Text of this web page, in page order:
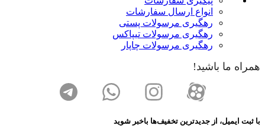
انواع ارسال سفارشات
رهگیری مرسولات پستی
رهگیری مرسولات تیپاکس
رهگیری مرسولات چاپار
همراه ما باشید!
با ثبت ایمیل، از جدید‌ترین تخفیف‌ها با‌خبر شوید